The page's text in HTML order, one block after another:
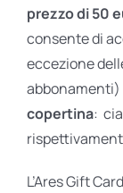
prezzo di 50
consente di
eccezione
abbonamenti)
copertina:
L’Ares Gift